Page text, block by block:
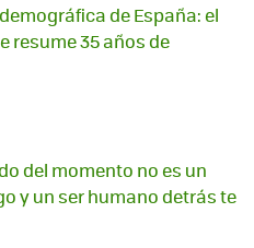
de España: el
resume 35 años de
del momento no es un
y un ser humano detrás te